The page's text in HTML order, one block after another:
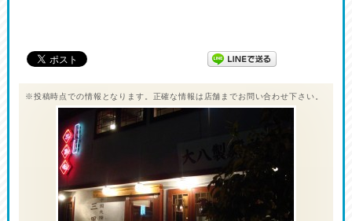
※投稿時点での情報となります。正確な情報は店舗までお問い合わせ下さい。